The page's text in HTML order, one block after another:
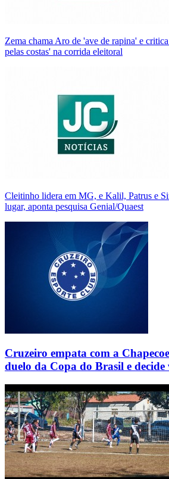
Zema chama Aro de 'ave de rapina' e
pelas costas' na corrida eleitoral
Cleitinho lidera em MG, e Kalil, Patrus e
lugar, aponta pesquisa Genial/Quaest
Cruzeiro empata com a
duelo da Copa do Brasil e